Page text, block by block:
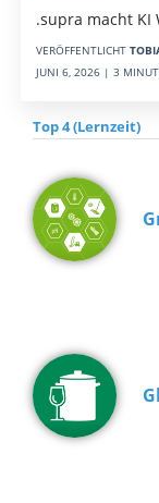
.supra macht KI
VERÖFFENTLICHT
JUNI 6, 2026 | 3
Top 4 (Lernzeit)